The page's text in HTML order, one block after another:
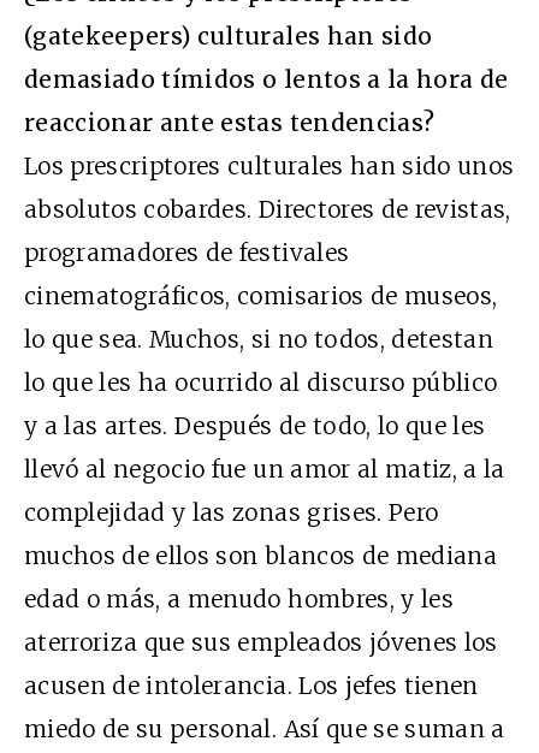
(gatekeepers) culturales han sido
demasiado tímidos o lentos a la hora de
reaccionar ante estas tendencias?
Los prescriptores culturales han sido unos
absolutos cobardes. Directores de revistas,
programadores de festivales
cinematográficos, comisarios de museos,
lo que sea. Muchos, si no todos, detestan
lo que les ha ocurrido al discurso público
y a las artes. Después de todo, lo que les
llevó al negocio fue un amor al matiz, a la
complejidad y las zonas grises. Pero
muchos de ellos son blancos de mediana
edad o más, a menudo hombres, y les
aterroriza que sus empleados jóvenes los
acusen de intolerancia. Los jefes tienen
miedo de su personal. Así que se suman a